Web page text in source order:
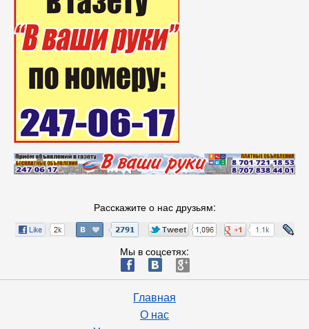
Расскажите о нас друзьям:
Мы в соцсетях:
ä æ è
Главная
О нас